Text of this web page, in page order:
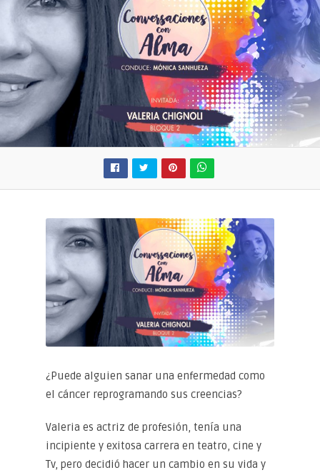
¿Puede alguien sanar una enfermedad como
el cáncer reprogramando sus creencias?
Valeria es actriz de profesión, tenía una
incipiente y exitosa carrera en teatro, cine y
Tv, pero decidió hacer un cambio en su vida y